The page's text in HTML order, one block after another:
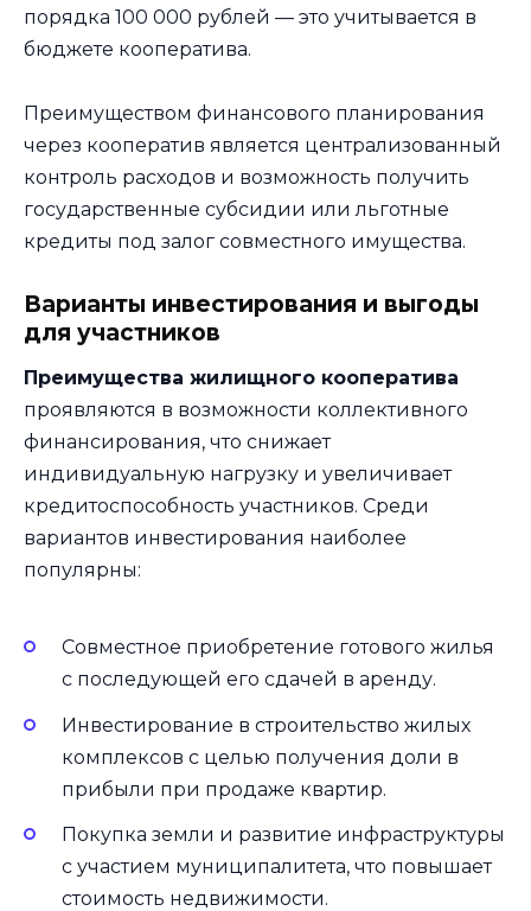
порядка 100 000 рублей — это учитывается в
бюджете кооператива.
Преимуществом финансового планирования
через кооператив является централизованный
контроль расходов и возможность получить
государственные субсидии или льготные
кредиты под залог совместного имущества.
Варианты инвестирования и выгоды
для участников
Преимущества жилищного кооператива
проявляются в возможности коллективного
финансирования, что снижает
индивидуальную нагрузку и увеличивает
кредитоспособность участников. Среди
вариантов инвестирования наиболее
популярны:
Совместное приобретение готового жилья
с последующей его сдачей в аренду.
Инвестирование в строительство жилых
комплексов с целью получения доли в
прибыли при продаже квартир.
Покупка земли и развитие инфраструктуры
с участием муниципалитета, что повышает
стоимость недвижимости.